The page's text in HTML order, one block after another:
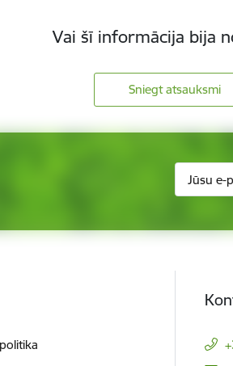
Vai šī informācija bija
Sniegt atsauksmi